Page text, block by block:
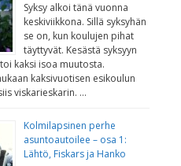
Syksy alkoi tänä vuonna
keskiviikkona. Sillä syksyhän
se on, kun koulujen pihat
täyttyvät. Kesästä syksyyn
kaksi isoa muutosta.
kaksivuotisen esikoulun
viskarieskarin. …
Kolmilapsinen perhe
asuntoautoilee – osa 1:
Lähtö, Fiskars ja Hanko